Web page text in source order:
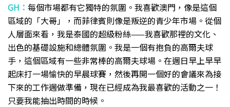
GH： 每個市場都有它獨特的氛圍。我喜歡澳門，像是這個
區域的「大哥」，而菲律賓則像是叛逆的青少年市場。從個
人層面來看，我是泰國的超級粉絲——我喜歡那裡的文化、
出色的基礎設施和總體氛圍。我是一個有抱負的高爾夫球
手，這個區域有一些非常棒的高爾夫球場。在週日早上早早
起床打一場愉快的早晨球賽，然後再開一個好的會議來為接
下來的工作週做準備，現在已經成為我最喜歡的活動之一！
只要我能抽出時間的時候。